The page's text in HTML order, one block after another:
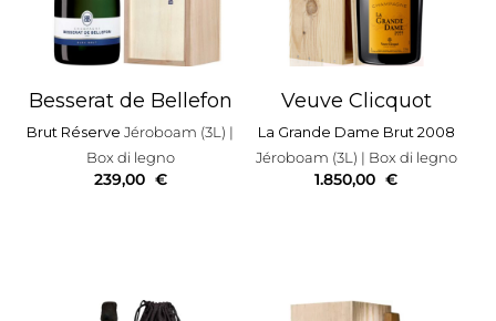
Besserat de Bellefon
Brut RéserveJéroboam (3L) |
Box di legno
239,00 €
Veuve Clicquot
La Grande Dame Brut 2008
Jéroboam (3L) | Box di legno
1.850,00 €